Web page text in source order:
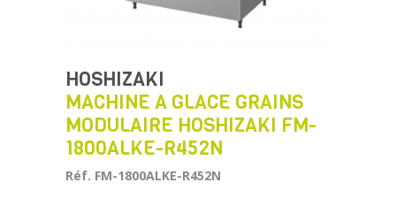
HOSHIZAKI
MACHINE A GLACE GRAINS
MODULAIRE HOSHIZAKI FM-
1800ALKE-R452N
Réf. FM-1800ALKE-R452N